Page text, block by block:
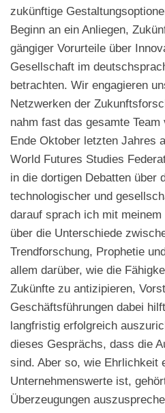
zukünftige
Beginn an ein Anliegen,
gängiger Vorurteile über
Gesellschaft im
betrachten. Wir engagieren
Netzwerken der
nahm fast das gesamte
Ende Oktober letzten Jahres
World Futures Studies
in die dortigen Debatten über
technologischer und
darauf sprach ich mit
über die Unterschiede
Trendforschung, Prophetie
allem darüber, wie die
Zukünfte zu antizipieren,
Geschäftsführungen dabei
langfristig erfolgreich
dieses Gesprächs, dass die
sind. Aber so, wie Ehrlichkeit
Unternehmenswerte ist,
Überzeugungen